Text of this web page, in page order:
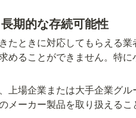
期的な存続可能性
たときに対応してもらえる
めることができません。特
上場企業または大手企業グ
ーカー製品を取り扱えるこ